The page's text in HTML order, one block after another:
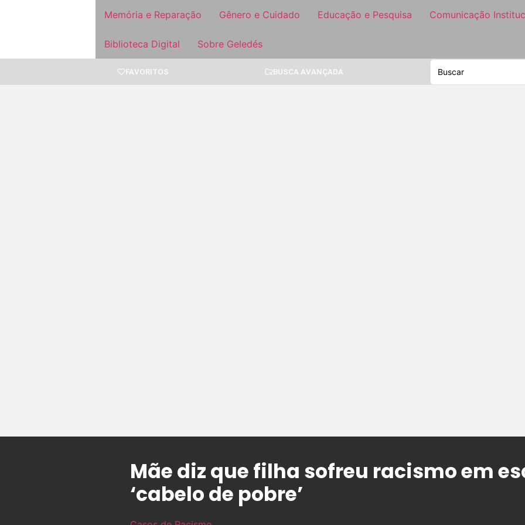
Memória e Reparação Gênero e Cuidado Educação e Pesquisa Comunicação
Biblioteca Digital Sobre Geledés
FAVORITOS BUSCA AVANÇADA
Mãe diz que filha sofreu racismo em
‘cabelo de pobre’